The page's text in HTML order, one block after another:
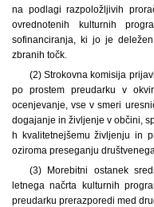
na podlagi razpoložljivih
ovrednotenih kulturnih
sofinanciranja, ki jo je
zbranih točk.
(2) Strokovna komisija
po prostem preudarku v
ocenjevanje, vse v smeri
dogajanje in življenje v občini,
h kvalitetnejšemu življenju in
oziroma preseganju
(3) Morebitni ostanek
letnega načrta kulturnih
preudarku prerazporedi med